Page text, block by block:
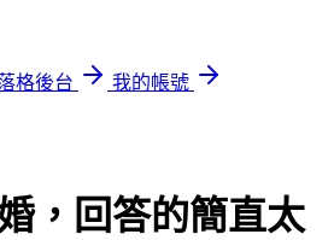
格後台
我的帳號
，回答的簡直太